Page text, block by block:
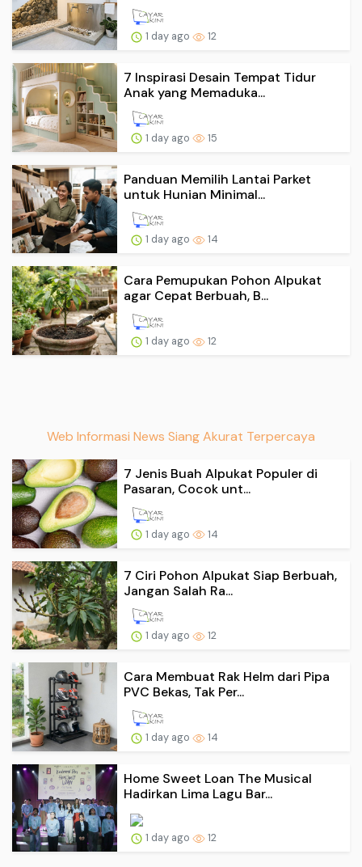
1 day ago 12
7 Inspirasi Desain Tempat Tidur
Anak yang Memaduka...
1 day ago 15
Panduan Memilih Lantai Parket
untuk Hunian Minimal...
1 day ago 14
Cara Pemupukan Pohon Alpukat
agar Cepat Berbuah, B...
1 day ago 12
Web Informasi News Siang Akurat Terpercaya
7 Jenis Buah Alpukat Populer di
Pasaran, Cocok unt...
1 day ago 14
7 Ciri Pohon Alpukat Siap Berbuah,
Jangan Salah Ra...
1 day ago 12
Cara Membuat Rak Helm dari Pipa
PVC Bekas, Tak Per...
1 day ago 14
Home Sweet Loan The Musical
Hadirkan Lima Lagu Bar...
1 day ago 12